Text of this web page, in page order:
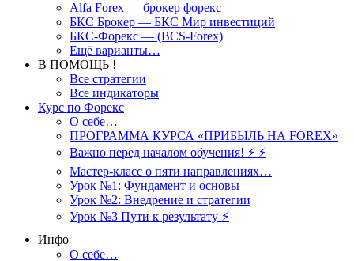
Alfa Forex — брокер форекс
БКС Брокер — БКС Мир инвестиций
БКС-Форекс — (BCS-Forex)
Ещё варианты…
В ПОМОЩЬ !
Все стратегии
Все индикаторы
Курс по Форекс
О себе…
ПРОГРАММА КУРСА «ПРИБЫЛЬ НА FOREX»
Важно перед началом обучения! ⚡ ⚡
Мастер-класс о пяти направлениях…
Урок №1: Фундамент и основы
Урок №2: Внедрение и стратегии
Урок №3 Пути к результату ⚡️
Инфо
О себе…